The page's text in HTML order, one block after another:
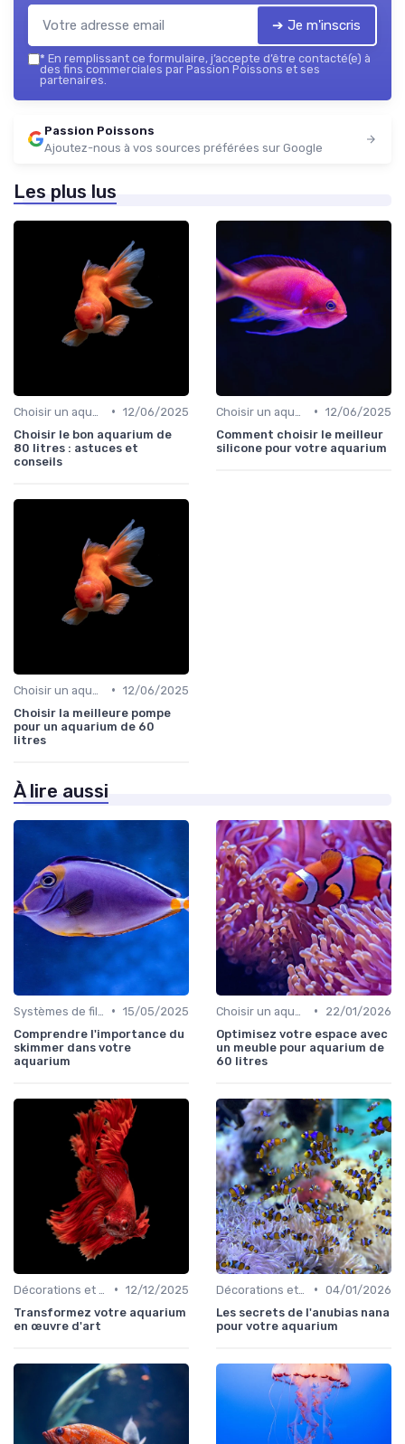
➔ Je m'inscris
* En remplissant ce formulaire, j’accepte d’être contacté(e) à
des fins commerciales par Passion Poissons et ses
partenaires.
Passion Poissons
Ajoutez-nous à vos sources préférées sur Google
Les plus lus
• 12/06/2025
Choisir le bon aquarium de
80 litres : astuces et
conseils
• 12/06/2025
Comment choisir le meilleur
silicone pour votre aquarium
• 12/06/2025
Choisir la meilleure pompe
pour un aquarium de 60
litres
À lire aussi
• 15/05/2025
Comprendre l'importance du
skimmer dans votre
aquarium
•
22/01/2026
Optimisez votre espace avec
un meuble pour aquarium de
60 litres
• 12/12/2025
Transformez votre aquarium
en œuvre d'art
• 04/01/2026
Les secrets de l'anubias nana
pour votre aquarium